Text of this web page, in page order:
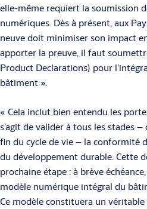
elle-même requiert la soumission
numériques. Dès à présent, aux
neuve doit minimiser son impact
apporter la preuve, il faut
Pro­duct Declarations) pour
bâtiment ».
« Cela inclut bien entendu les
s’agit de vali­der à tous les stades
fin du cycle de vie – la conformité
du développement durable. Cette
prochaine étape : à brève
modèle numérique intégral du
Ce modèle constituera un véritable